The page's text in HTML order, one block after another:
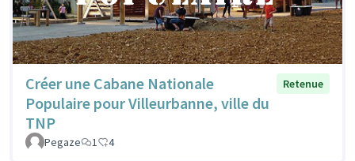
Créer une Cabane Nationale
Populaire pour Villeurbanne, ville du
TNP
Retenue
Pegaze 1 4